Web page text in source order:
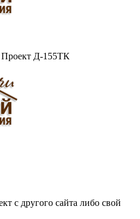
Проект Д-155ТК
с другого сайта либо свой